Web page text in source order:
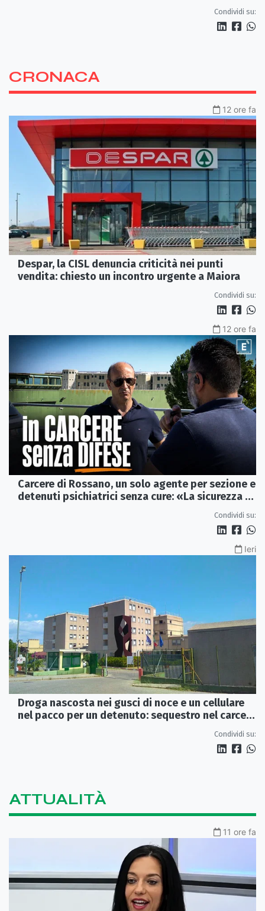
Condividi su:
CRONACA
12 ore fa
Despar, la CISL denuncia criticità nei punti
vendita: chiesto un incontro urgente a Maiora
Condividi su:
12 ore fa
Carcere di Rossano, un solo agente per sezione e
detenuti psichiatrici senza cure: «La sicurezza è
Condividi su:
Ieri
Droga nascosta nei gusci di noce e un cellulare
nel pacco per un detenuto: sequestro nel carcere
Condividi su:
ATTUALITÀ
11 ore fa